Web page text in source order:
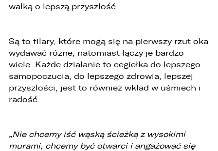
walką o lepszą przyszłość.
Są to filary, które mogą się na pierwszy rzut oka
wydawać różne, natomiast łączy je bardzo
wiele. Każde działanie to cegiełka do lepszego
samopoczucia, do lepszego zdrowia, lepszej
przyszłości, jest to również wkład w uśmiech i
radość.
„Nie chcemy iść wąską ścieżką z wysokimi
murami, chcemy być otwarci i angażować się
ZASTĄP